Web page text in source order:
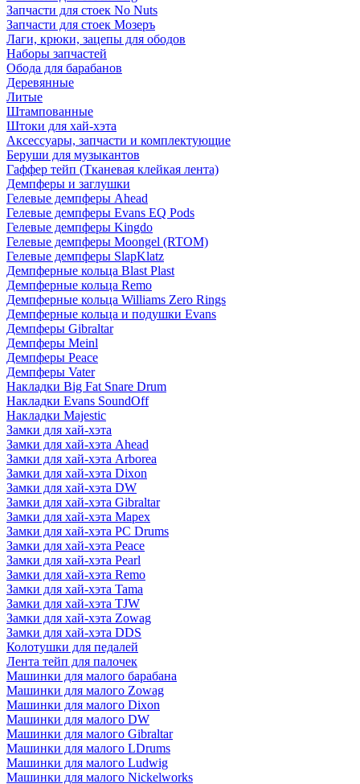
Запчасти для стоек No Nuts
Запчасти для стоек Мозеръ
Лаги, крюки, зацепы для ободов
Наборы запчастей
Обода для барабанов
Деревянные
Литые
Штампованные
Штоки для хай-хэта
Аксессуары, запчасти и комплектующие
Беруши для музыкантов
Гаффер тейп (Тканевая клейкая лента)
Демпферы и заглушки
Гелевые демпферы Ahead
Гелевые демпферы Evans EQ Pods
Гелевые демпферы Kingdo
Гелевые демпферы Moongel (RTOM)
Гелевые демпферы SlapKlatz
Демпферные кольца Blast Plast
Демпферные кольца Remo
Демпферные кольца Williams Zero Rings
Демпферные кольца и подушки Evans
Демпферы Gibraltar
Демпферы Meinl
Демпферы Peace
Демпферы Vater
Накладки Big Fat Snare Drum
Накладки Evans SoundOff
Накладки Majestic
Замки для хай-хэта
Замки для хай-хэта Ahead
Замки для хай-хэта Arborea
Замки для хай-хэта Dixon
Замки для хай-хэта DW
Замки для хай-хэта Gibraltar
Замки для хай-хэта Mapex
Замки для хай-хэта PC Drums
Замки для хай-хэта Peace
Замки для хай-хэта Pearl
Замки для хай-хэта Remo
Замки для хай-хэта Tama
Замки для хай-хэта TJW
Замки для хай-хэта Zowag
Замки для хай-хэта DDS
Колотушки для педалей
Лента тейп для палочек
Машинки для малого барабана
Машинки для малого Zowag
Машинки для малого Dixon
Машинки для малого DW
Машинки для малого Gibraltar
Машинки для малого LDrums
Машинки для малого Ludwig
Машинки для малого Nickelworks